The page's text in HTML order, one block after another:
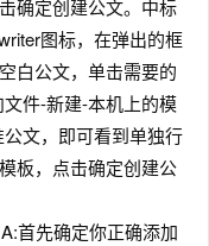
确定创建公文。中标
图标，在弹出的框
白公文，单击需要的
件-新建-本机上的模
文，即可看到单独行
板，点击确定创建公
先确定你正确添加